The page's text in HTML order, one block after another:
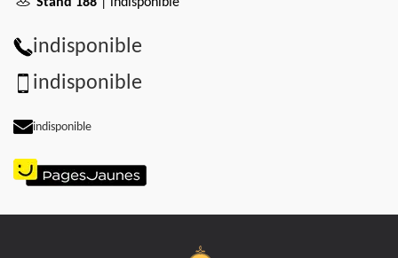
Stand 188 | indisponible
indisponible
indisponible
indisponible